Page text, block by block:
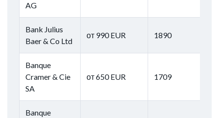
AG
Bank Julius
Baer & Co Ltd
от 990 EUR 1890
Banque
Cramer & Cie
SA
от 650 EUR 1709
Banque